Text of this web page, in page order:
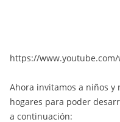
https://www.youtube.com/
Ahora invitamos a niños y
hogares para poder
a continuación: